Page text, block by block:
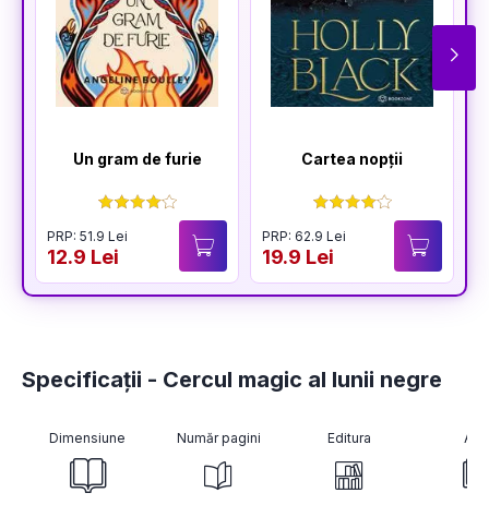
Un gram de furie
PRP: 51.9 Lei
12.9 Lei
Cartea nopții
PRP: 62.9 Lei
19.9 Lei
Specificații - Cercul magic al lunii negre
Dimensiune Număr pagini Editura